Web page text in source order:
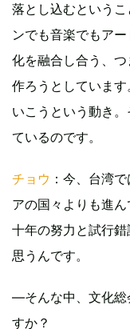
落とし込むという
ンでも音楽でもア
化を融合し合う、
作ろうとしていま
いこうという動き
ているのです。
チョウ ：今、台湾
アの国々よりも進
十年の努力と試行
思うんです。
—そんな中、文化総
すか？